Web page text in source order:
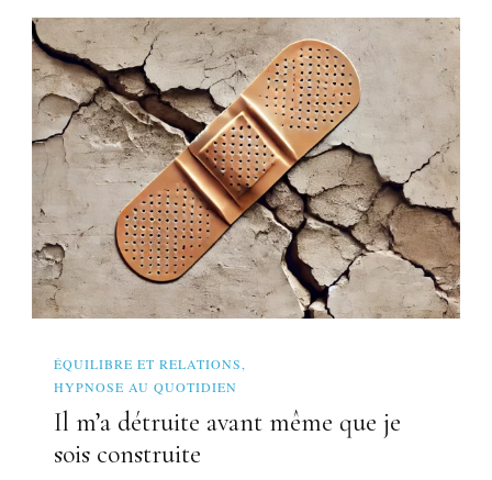
ÉQUILIBRE ET RELATIONS
HYPNOSE AU QUOTIDIEN
Il m’a détruite avant même que je
sois construite